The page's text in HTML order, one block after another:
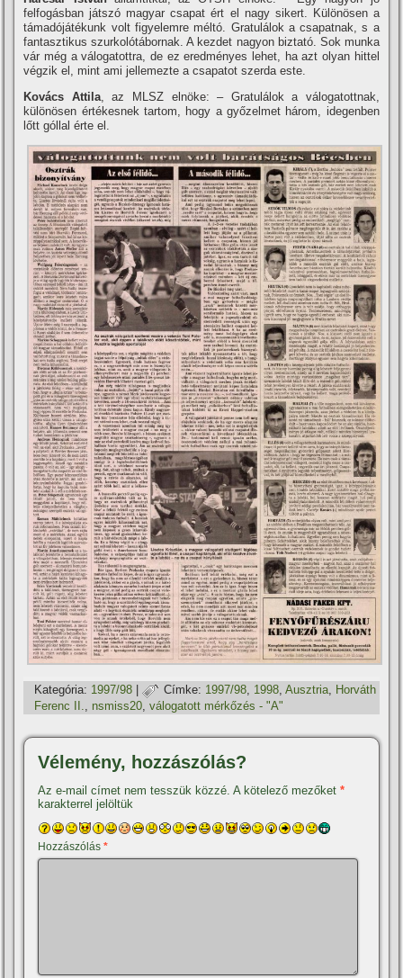
felfogásban játszó magyar csapat ért el nagy sikert. Különösen a
támadójátékunk volt figyelemre méltó. Gratulálok a csapatnak, s a
fantasztikus szurkolótábornak. A kezdet nagyon biztató. Sok munka
vár még a válogatottra, de ez eredményes lehet, ha azt olyan hittel
végzik el, mint ami jellemezte a csapatot szerda este.
Kovács Attila, az MLSZ elnöke: – Gratulálok a válogatottnak,
különösen értékesnek tartom, hogy a győzelmet három, idegenben
lőtt góllal érte el.
Kategória: 1997/98 | Címke: 1997/98, 1998,Ausztria, Horváth
Ferenc II.
nsmiss20 ,válogatott mérkőzés - "A"
Vélemény, hozzászólás?
Az e-mail címet nem tesszük közzé. A kötelező mezőket*
karakterrel jelöltük
Hozzászólás*